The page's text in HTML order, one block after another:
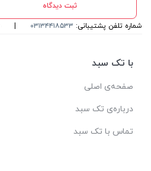
ثبت دیدگاه
شماره تلفن پشتیبانی: ۰۳۱۳۴۴۱۸۵۳۳
با تک سبد
صفحه‌ی اصلی
درباره‌ی تک سبد
تماس با تک سبد